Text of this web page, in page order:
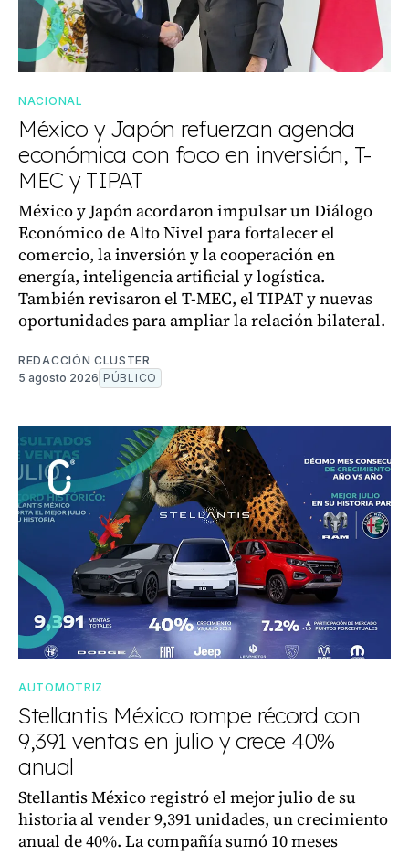
NACIONAL
México y Japón refuerzan agenda
económica con foco en inversión, T-
MEC y TIPAT
México y Japón acordaron impulsar un Diálogo
Económico de Alto Nivel para fortalecer el
comercio, la inversión y la cooperación en
energía, inteligencia artificial y logística.
También revisaron el T-MEC, el TIPAT y nuevas
oportunidades para ampliar la relación bilateral.
REDACCIÓN CLUSTER
5 agosto 2026 PÚBLICO
AUTOMOTRIZ
Stellantis México rompe récord con
9,391 ventas en julio y crece 40%
anual
Stellantis México registró el mejor julio de su
historia al vender 9,391 unidades, un crecimiento
anual de 40%. La compañía sumó 10 meses